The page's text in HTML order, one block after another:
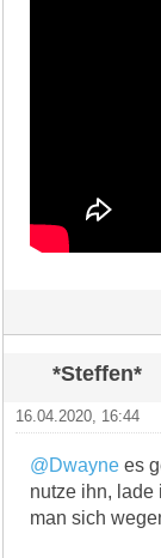
*Steffen*
16.04.2020, 16:44
@Dwayne es
nutze ihn, lade
man sich